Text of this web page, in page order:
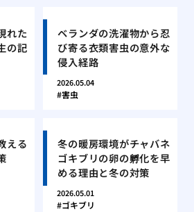
れた
の記
ベランダの洗濯物から忍
び寄る衣類害虫の意外な
侵入経路
2026.05.04
害虫
える
冬の暖房環境がチャバネ
ゴキブリの卵の孵化を早
める理由と冬の対策
2026.05.01
ゴキブリ